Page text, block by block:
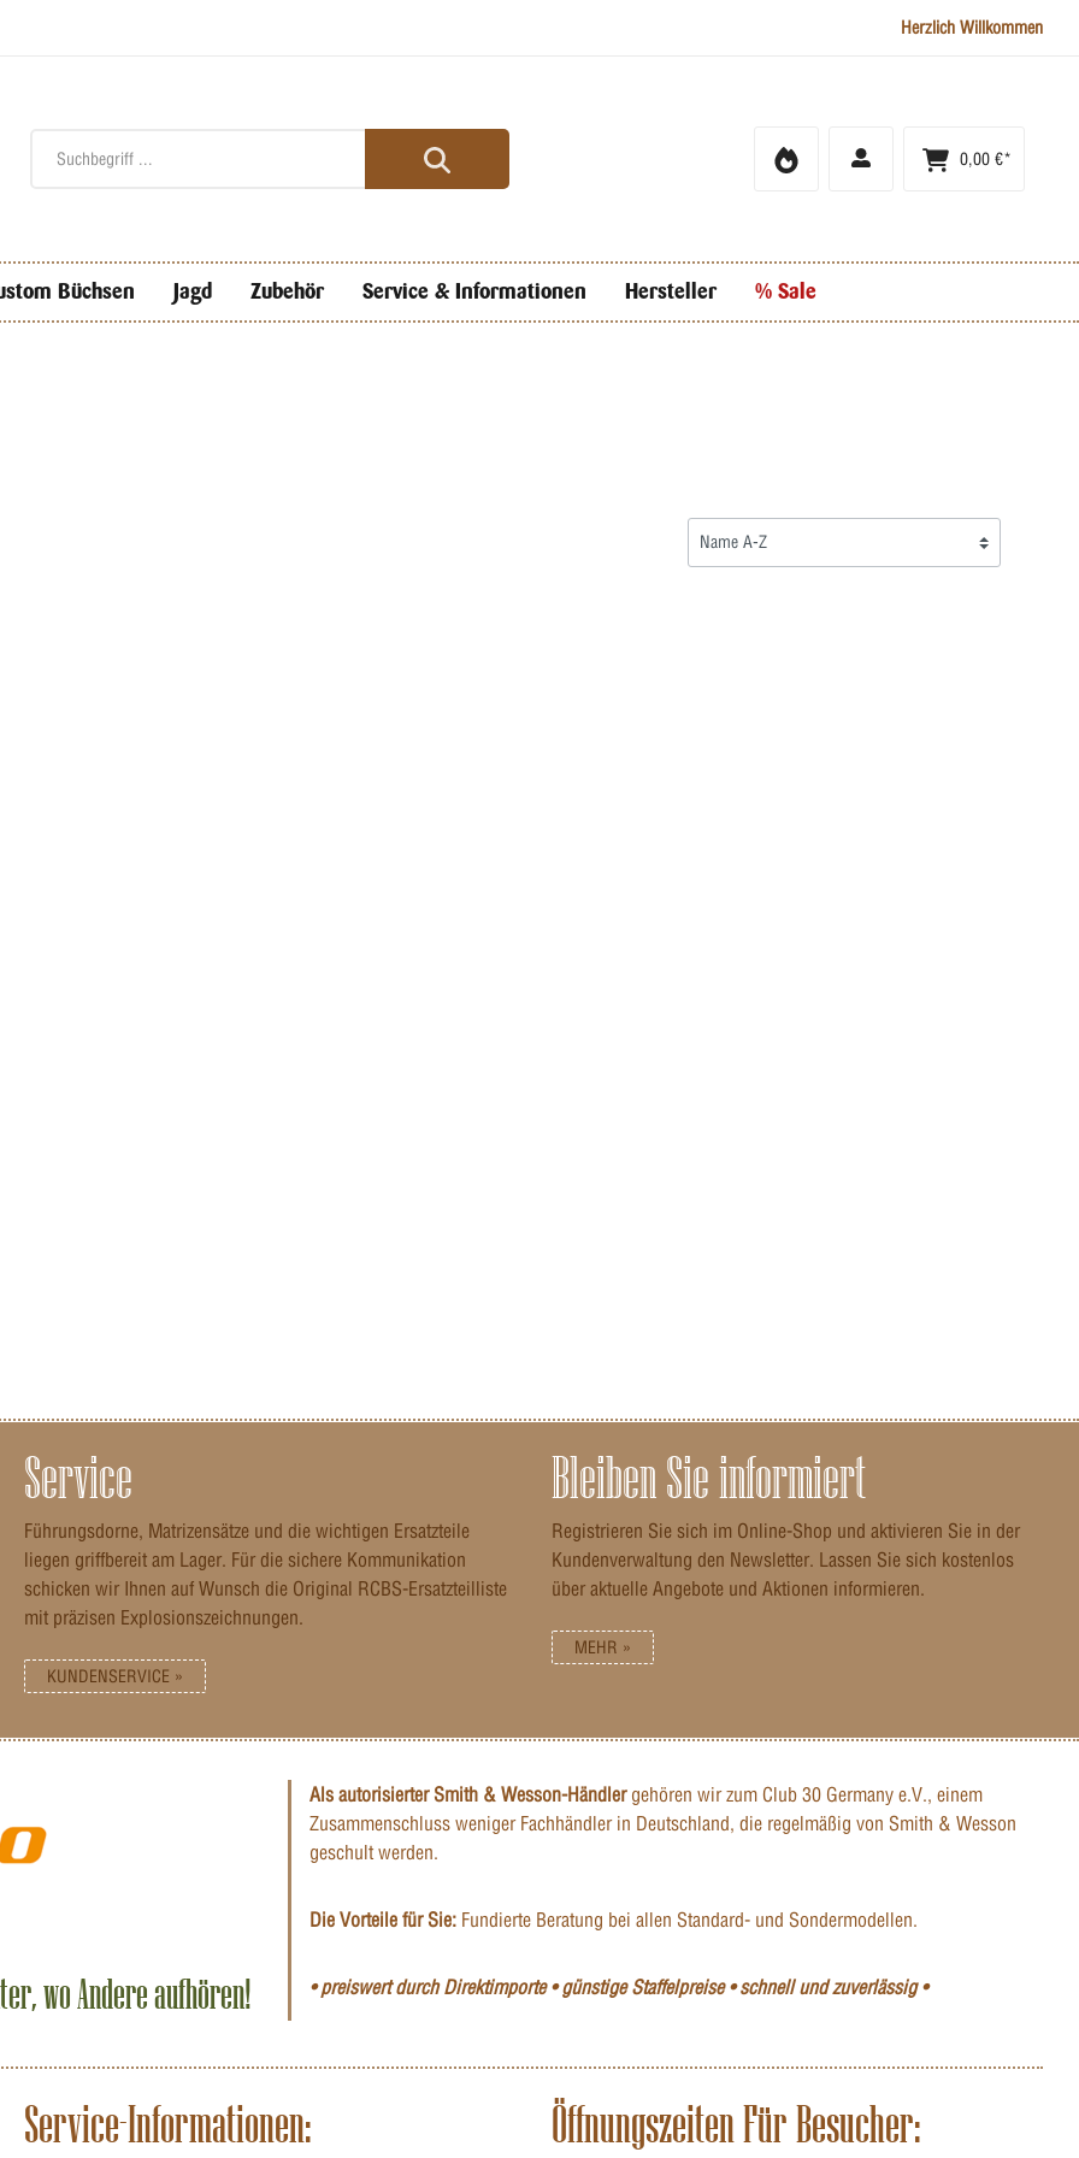
Herzlich Willkommen
0,00 €*
Büchsen Jagd Zubehör Service & Informationen Hersteller % Sale
Service
Führungsdorne, Matrizensätze und die wichtigen Ersatzteile
liegen griffbereit am Lager. Für die sichere Kommunikation
schicken wir Ihnen auf Wunsch die Original RCBS-Ersatzteilliste
mit präzisen Explosionszeichnungen.
KUNDENSERVICE »
Bleiben Sie informiert
Registrieren Sie sich im Online-Shop und aktivieren Sie in der
Kundenverwaltung den Newsletter. Lassen Sie sich kostenlos
über aktuelle Angebote und Aktionen informieren.
MEHR »
wo Andere aufhören!
Als autorisierter Smith & Wesson-Händlergehören wir zum Club 30 Germany e.V., einem
Zusammenschluss weniger Fachhändler in Deutschland, die regelmäßig von Smith & Wesson
geschult werden.
Die Vorteile für Sie: Fundierte Beratung bei allen Standard- und Sondermodellen.
• preiswert durch Direktimporte • günstige Staffelpreise • schnell und zuverlässig •
Service-Informationen: Öffnungszeiten Für Besucher: